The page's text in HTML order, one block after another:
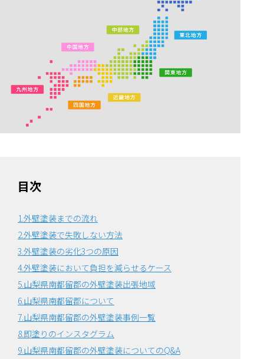
目次
1.外壁塗装までの流れ
2.外壁塗装で失敗しない方法
3.外壁塗装の劣化3つの原因
4.外壁塗装において負担を減らせるケース
5.山梨県南都留郡の外壁塗装出張地域
6.山梨県南都留郡について
7.山梨県南都留郡の外壁塗装事例一覧
8.即塗りのインスタグラム
9.山梨県南都留郡の外壁塗装についてのQ&A